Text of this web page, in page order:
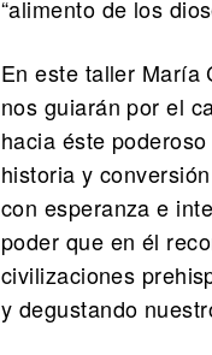
“alimento de los
En este taller María
nos guiarán por el
hacia éste
historia y
con esperanza e
poder que en él
civilizaciones
y degustando